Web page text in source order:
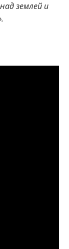
землей и